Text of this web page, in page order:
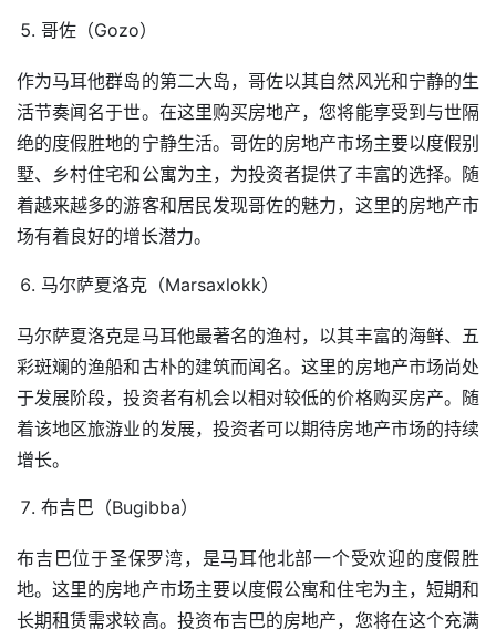
哥佐（Gozo）
作为马耳他群岛的第二大岛，哥佐以其自然风光和宁静的生
活节奏闻名于世。在这里购买房地产，您将能享受到与世隔
绝的度假胜地的宁静生活。哥佐的房地产市场主要以度假别
墅、乡村住宅和公寓为主，为投资者提供了丰富的选择。随
着越来越多的游客和居民发现哥佐的魅力，这里的房地产市
场有着良好的增长潜力。
马尔萨夏洛克（Marsaxlokk）
马尔萨夏洛克是马耳他最著名的渔村，以其丰富的海鲜、五
彩斑斓的渔船和古朴的建筑而闻名。这里的房地产市场尚处
于发展阶段，投资者有机会以相对较低的价格购买房产。随
着该地区旅游业的发展，投资者可以期待房地产市场的持续
增长。
布吉巴（Bugibba）
布吉巴位于圣保罗湾，是马耳他北部一个受欢迎的度假胜
地。这里的房地产市场主要以度假公寓和住宅为主，短期和
长期租赁需求较高。投资布吉巴的房地产，您将在这个充满